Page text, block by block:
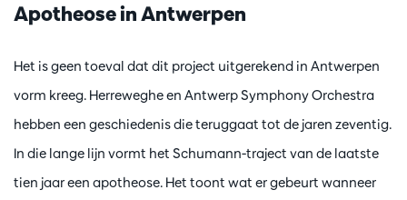
Apotheose in Antwerpen
Het is geen toeval dat dit project uitgerekend in Antwerpen
vorm kreeg. Herreweghe en Antwerp Symphony Orchestra
hebben een geschiedenis die teruggaat tot de jaren zeventig.
In die lange lijn vormt het Schumann-traject van de laatste
tien jaar een apotheose. Het toont wat er gebeurt wanneer